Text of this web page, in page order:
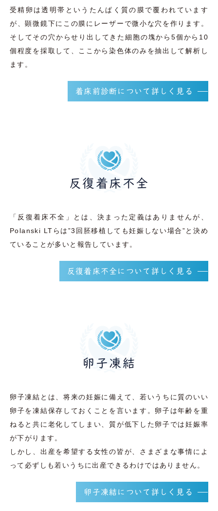
受精卵は透明帯というたんぱく質の膜で覆われています
が、顕微鏡下にこの膜にレーザーで微小な穴を作ります。
そしてその穴からせり出してきた細胞の塊から5個から10
個程度を採取して、ここから染色体のみを抽出して解析し
ます。
着床前診断について詳しく見る
反復着床不全
「反復着床不全」とは、決まった定義はありませんが、
Polanski LTらは”3回胚移植しても妊娠しない場合”と決め
ていることが多いと報告しています。
反復着床不全について詳しく見る
卵子凍結
卵子凍結とは、将来の妊娠に備えて、若いうちに質のいい
卵子を凍結保存しておくことを言います。卵子は年齢を重
ねると共に老化してしまい、質が低下した卵子では妊娠率
が下がります。
しかし、出産を希望する女性の皆が、さまざまな事情によ
って必ずしも若いうちに出産できるわけではありません。
卵子凍結について詳しく見る